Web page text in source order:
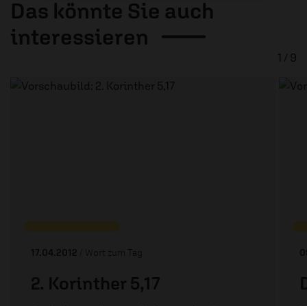
Das könnte Sie auch
interessieren
17.04.2012 / Wort zum Tag
2. Korinther 5,17
1 / 9